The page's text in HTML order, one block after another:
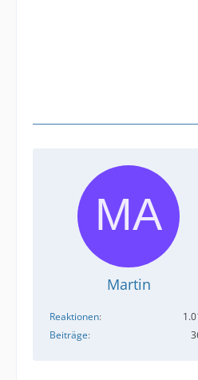
Martin
Reaktionen
Beiträge